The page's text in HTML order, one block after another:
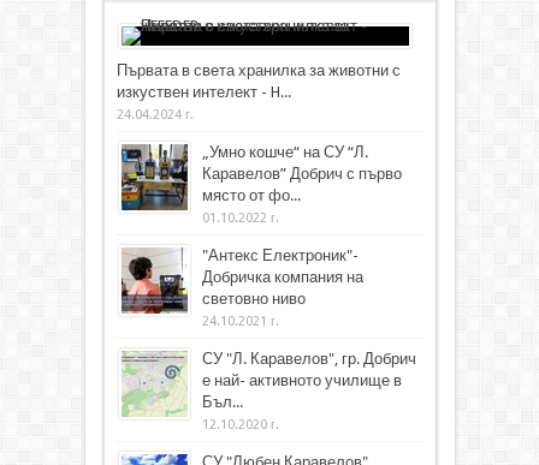
Първата в света хранилка за животни с
изкуствен интелект - H...
24.04.2024 г.
„Умно кошче“ на СУ “Л.
Каравелов” Добрич с първо
място от фо...
01.10.2022 г.
"Антекс Електроник"-
Добричка компания на
световно ниво
24.10.2021 г.
СУ "Л. Каравелов", гр. Добрич
е най- активното училище в
Бъл...
12.10.2020 г.